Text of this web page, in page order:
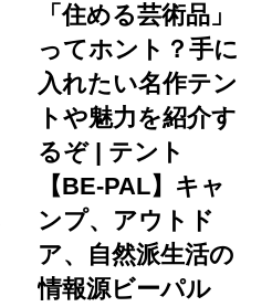
「住める芸術品」
ってホント？手に
入れたい名作テン
トや魅力を紹介す
るぞ | テント
【BE-PAL】キャ
ンプ、アウトド
ア、自然派生活の
情報源ビーパル